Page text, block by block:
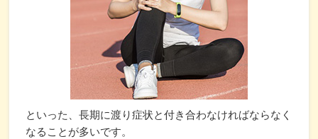
といった、長期に渡り症状と付き合わなければならなく
なることが多いです。